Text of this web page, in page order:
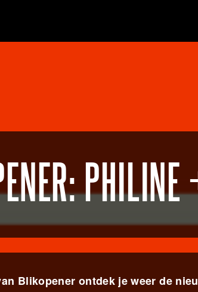
Blikopener ontdek je weer de